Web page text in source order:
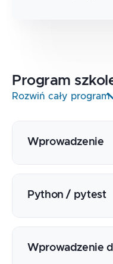
Program
Rozwiń cały program
Wprowadzenie
dlaczego warto?
Python / pytest
(Visual Studio
Wprowadzenie